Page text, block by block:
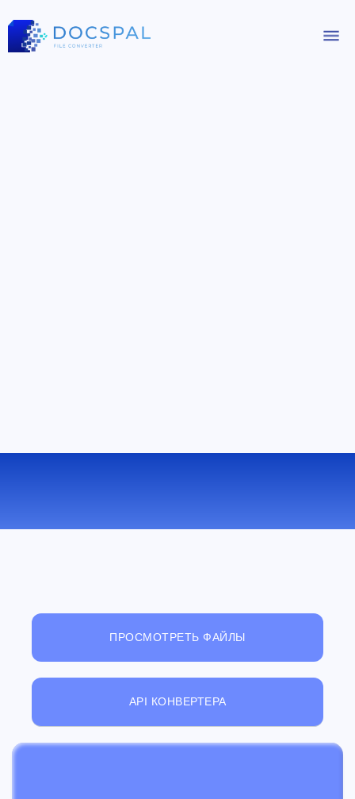
ПРОСМОТРЕТЬ ФАЙЛЫ
API КОНВЕРТЕРА